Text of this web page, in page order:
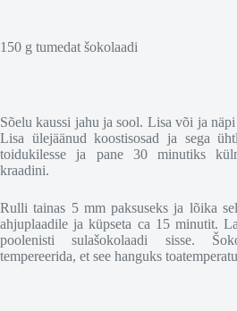
150 g tumedat šokolaadi
Sõelu kaussi jahu ja sool. Lisa või ja
Lisa ülejäänud koostisosad ja sega
toidukilesse ja pane 30 minutiks
kraadini.
Rulli tainas 5 mm paksuseks ja lõika
ahjuplaadile ja küpseta ca 15 minutit.
poolenisti sulašokolaadi sisse.
tempereerida, et see hanguks